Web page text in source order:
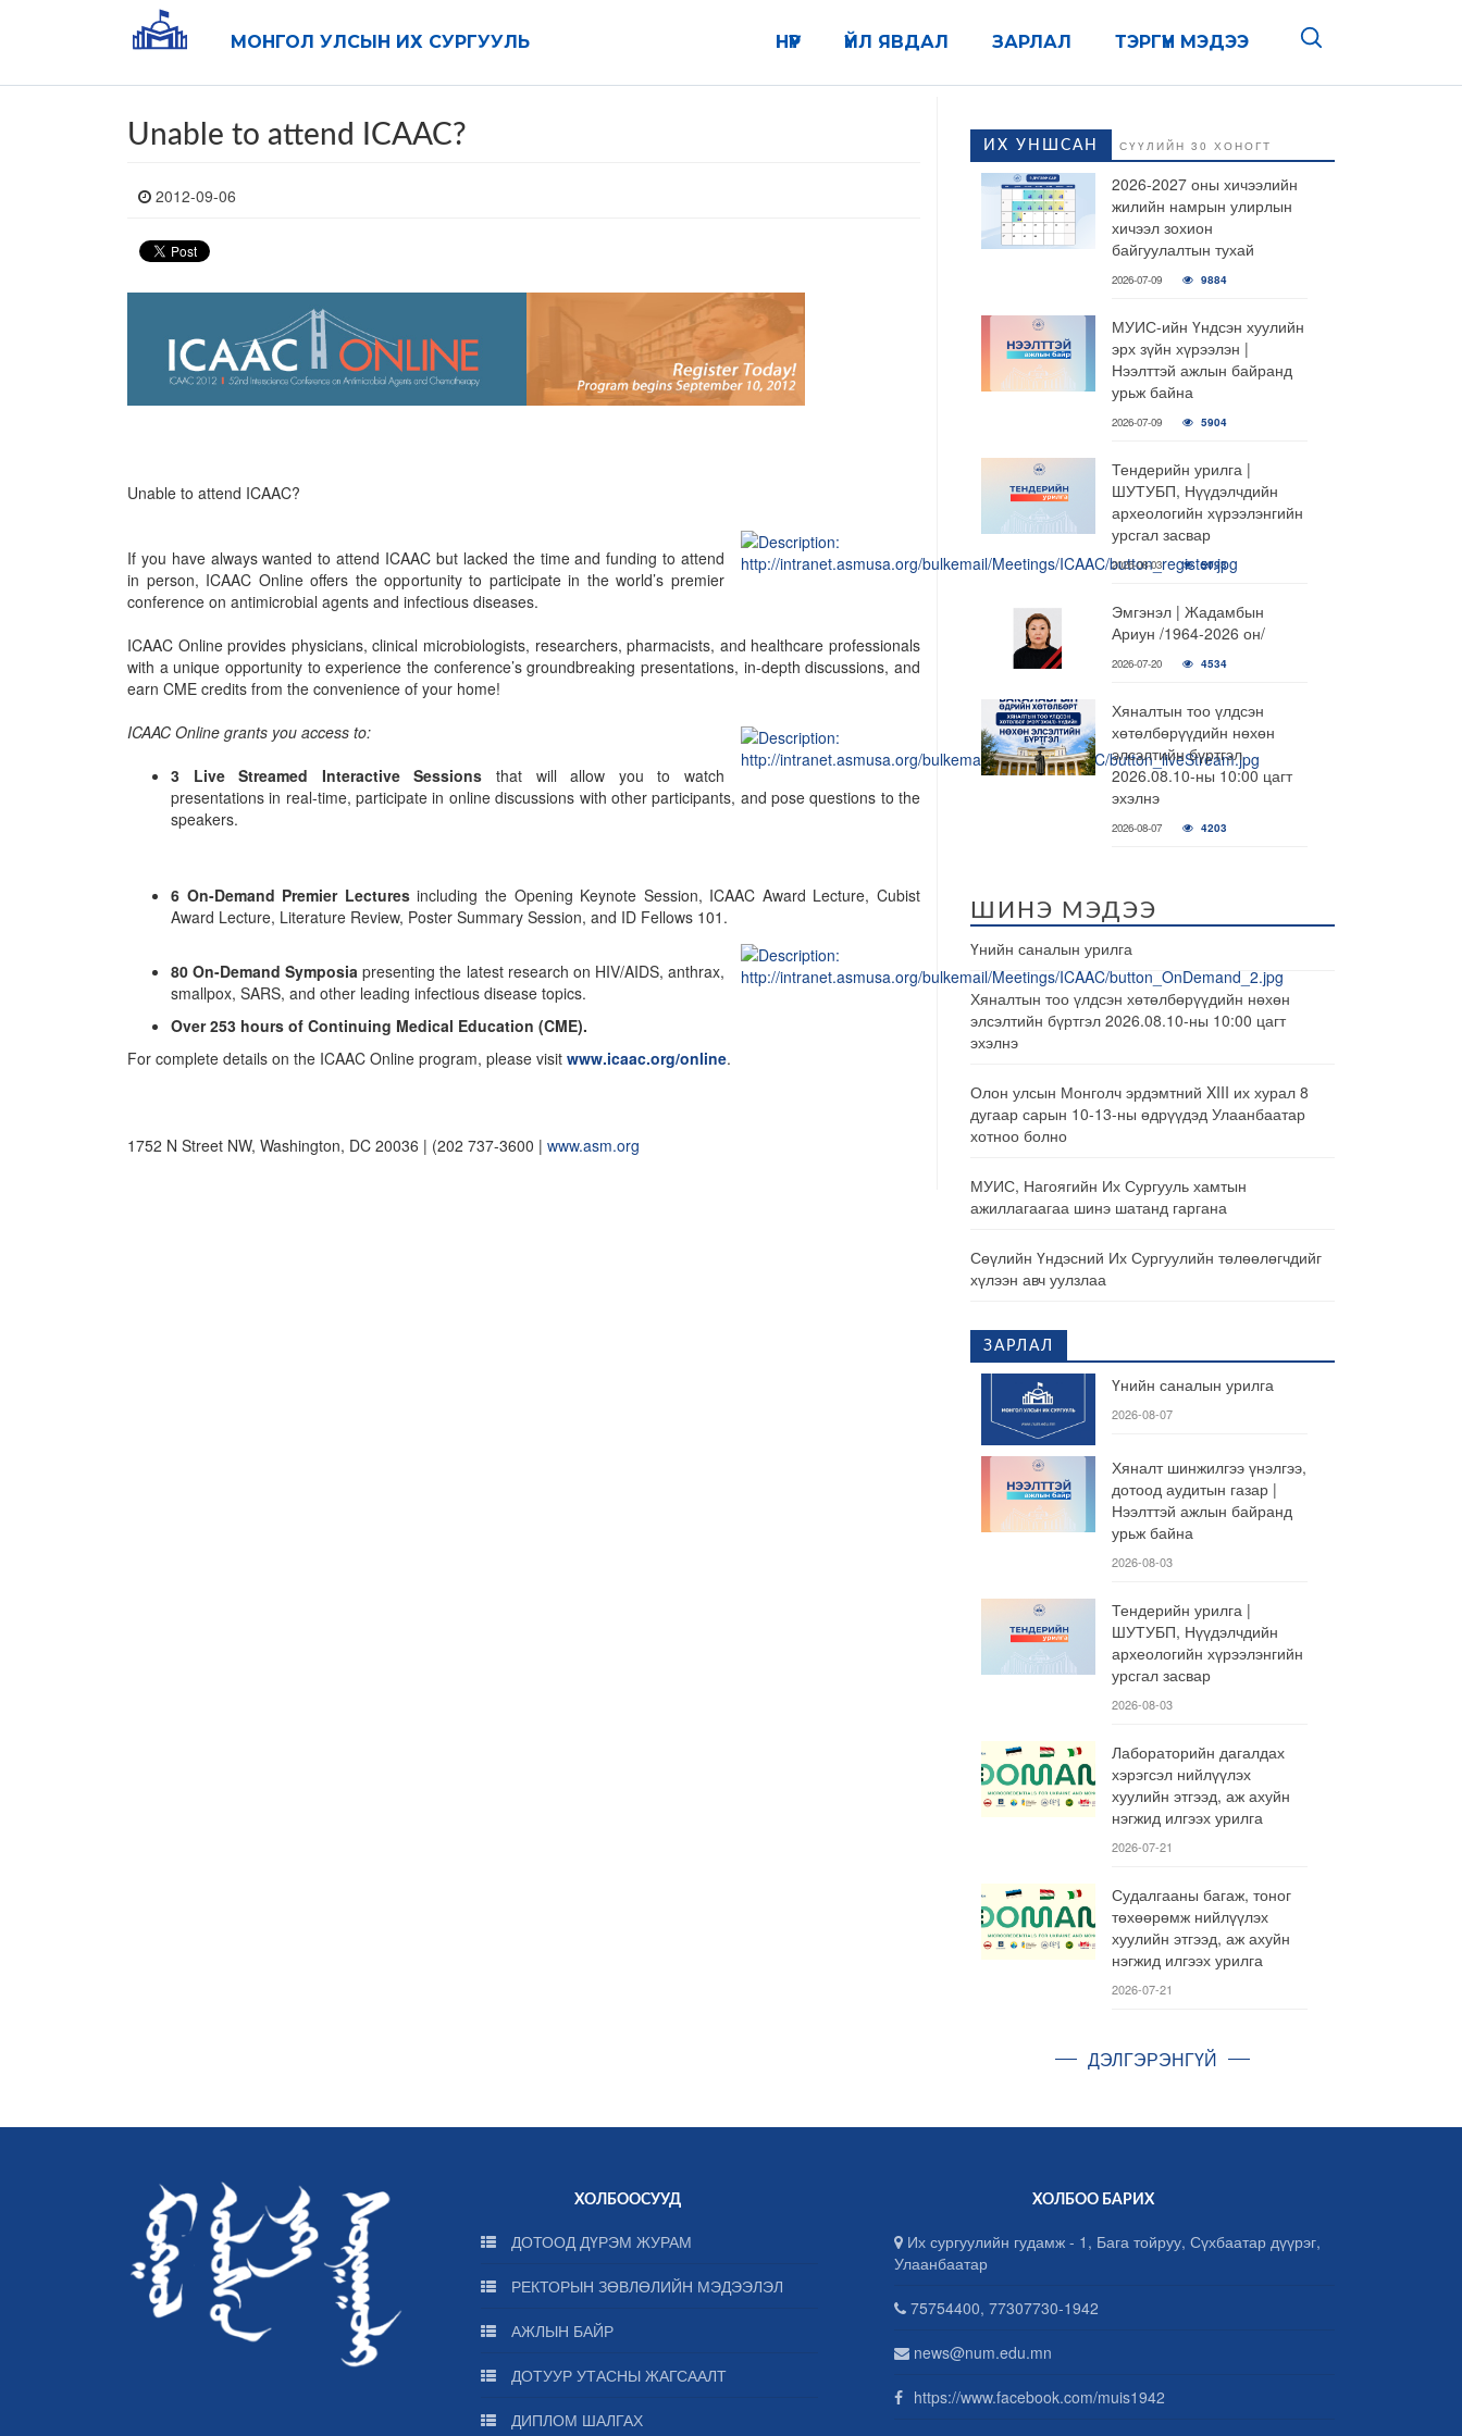
МОНГОЛ УЛСЫН ИХ СУРГУУЛЬ ТЭРГҮҮН МЭДЭЭ
ЗАРЛАЛ
ҮЙЛ ЯВДАЛ
НҮҮР
Unable to attend ICAAC?
2012-09-06
Unable to attend ICAAC?
If you have always wanted to attend ICAAC but lacked the time and funding to attend
in person, ICAAC Online offers the opportunity to participate in the world’s premier
conference on antimicrobial agents and infectious diseases.
ICAAC Online provides physicians, clinical microbiologists, researchers, pharmacists, and healthcare professionals
with a unique opportunity to experience the conference’s groundbreaking presentations, in-depth discussions, and
earn CME credits from the convenience of your home!
ICAAC Online grants you access to:
3 Live Streamed Interactive Sessions that will allow you to watch
presentations in real-time, participate in online discussions with other participants, and pose questions to the
speakers.
6 On-Demand Premier Lecturesincluding the Opening Keynote Session, ICAAC Award Lecture, Cubist
Award Lecture, Literature Review, Poster Summary Session, and ID Fellows 101.
80 On-Demand Symposia presenting the latest research on HIV/AIDS, anthrax,
smallpox, SARS, and other leading infectious disease topics.
Over 253 hours of Continuing Medical Education (CME).
For complete details on the ICAAC Online program, please visit www.icaac.org/online.
1752 N Street NW, Washington, DC 20036 | (202 737-3600 | www.asm.org
ИХ УНШСАН СҮҮЛИЙН 30 ХОНОГТ
2026-2027 оны хичээлийн
жилийн намрын улирлын
хичээл зохион
байгуулалтын тухай
2026-07-09 9884
МУИС-ийн Үндсэн хуулийн
эрх зүйн хүрээлэн |
Нээлттэй ажлын байранд
урьж байна
2026-07-09 5904
Тендерийн урилга |
ШУТУБП, Нүүдэлчдийн
археологийн хүрээлэнгийн
урсгал засвар
2026-08-03 5093
Эмгэнэл | Жадамбын
Ариун /1964-2026 он/
2026-07-20 4534
Хяналтын тоо үлдсэн
хөтөлбөрүүдийн нөхөн
элсэлтийн бүртгэл
2026.08.10-ны 10:00 цагт
эхэлнэ
2026-08-07 4203
ШИНЭ МЭДЭЭ
Үнийн саналын урилга
Хяналтын тоо үлдсэн хөтөлбөрүүдийн нөхөн
элсэлтийн бүртгэл 2026.08.10-ны 10:00 цагт
эхэлнэ
Олон улсын Монголч эрдэмтний XIII их хурал 8
дугаар сарын 10-13-ны өдрүүдэд Улаанбаатар
хотноо болно
МУИС, Нагоягийн Их Сургууль хамтын
ажиллагаагаа шинэ шатанд гаргана
Сөүлийн Үндэсний Их Сургуулийн төлөөлөгчдийг
хүлээн авч уулзлаа
ЗАРЛАЛ
Үнийн саналын урилга
2026-08-07
Хяналт шинжилгээ үнэлгээ,
дотоод аудитын газар |
Нээлттэй ажлын байранд
урьж байна
2026-08-03
Тендерийн урилга |
ШУТУБП, Нүүдэлчдийн
археологийн хүрээлэнгийн
урсгал засвар
2026-08-03
Лабораторийн дагалдах
хэрэгсэл нийлүүлэх
хуулийн этгээд, аж ахуйн
нэгжид илгээх урилга
2026-07-21
Судалгааны багаж, тоног
төхөөрөмж нийлүүлэх
хуулийн этгээд, аж ахуйн
нэгжид илгээх урилга
2026-07-21
ДЭЛГЭРЭНГҮЙ
ХОЛБООСУУД
ДОТООД ДҮРЭМ ЖУРАМ
РЕКТОРЫН ЗӨВЛӨЛИЙН МЭДЭЭЛЭЛ
АЖЛЫН БАЙР
ДОТУУР УТАСНЫ ЖАГСААЛТ
ДИПЛОМ ШАЛГАХ
ХОЛБОО БАРИХ
Их сургуулийн гудамж - 1, Бага тойруу, Сүхбаатар дүүрэг,
Улаанбаатар
75754400, 77307730-1942
news@num.edu.mn
https://www.facebook.com/muis1942